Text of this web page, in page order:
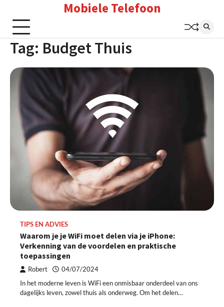
content
Mobiele Telefoon
Tag: Budget Thuis
TIPS EN ADVIES
Waarom je je WiFi moet delen via je iPhone:
Verkenning van de voordelen en praktische
toepassingen
Robert 04/07/2024
In het moderne leven is WiFi een onmisbaar onderdeel van ons
dagelijks leven, zowel thuis als onderweg. Om het delen…